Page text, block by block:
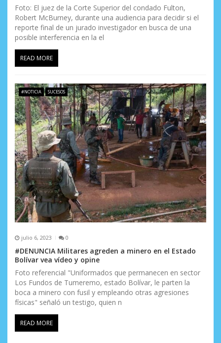
Foto: El juez de la Corte Superior del condado Fulton,
Robert McBurney, durante una audiencia para decidir si el
reporte final de un jurado investigador en busca de una
posible interferencia en la el
READ MORE
#NOTICIA SUCESOS
julio 6, 2023 0
#DENUNCIA Militares agreden a minero en el Estado
Bolívar vea vídeo y opine
Foto referencial "Uniformados que permanecen en sector
Los Fundos de Tumeremo, estado Bolívar, le parten la
boca a minero con fusil y empleando otras agresiones
físicas" señaló un testigo, quien n
READ MORE